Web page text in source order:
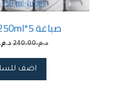
صباغة Pebeo 250ml*5
د.م.240.00 د.م.
اضف